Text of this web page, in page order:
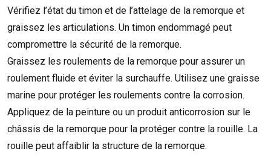
Vérifiez l’état du timon et de l’attelage de la remorque et
graissez les articulations. Un timon endommagé peut
compromettre la sécurité de la remorque.
Graissez les roulements de la remorque pour assurer un
roulement fluide et éviter la surchauffe. Utilisez une graisse
marine pour protéger les roulements contre la corrosion.
Appliquez de la peinture ou un produit anticorrosion sur le
châssis de la remorque pour la protéger contre la rouille. La
rouille peut affaiblir la structure de la remorque.